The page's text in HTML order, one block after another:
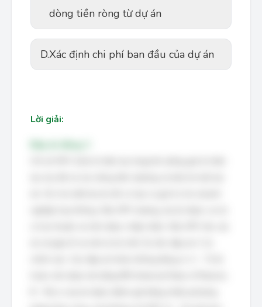
dòng tiền ròng từ dự án
D.Xác định chi phí ban đầu của dự án
Lời giải: